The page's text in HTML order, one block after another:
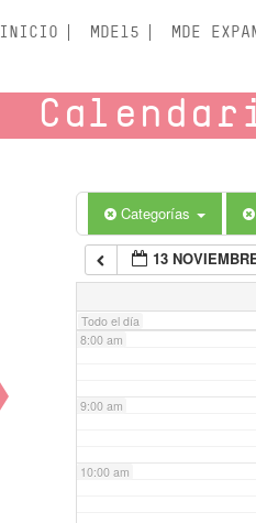
INICIO MDE15 MDE
Categorías
13
Todo el día
5:00 am
6:00 am
7:00 am
8:00 am
9:00 am
10:00 am